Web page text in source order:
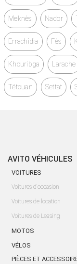
Meknès Nador
Errachidia Fès
Khouribga Larache
Tétouan Settat
AVITO VÉHICULES
VOITURES
Voitures d'occasion
Voitures de location
Voitures de Leasing
MOTOS
VÉLOS
PIÈCES ET